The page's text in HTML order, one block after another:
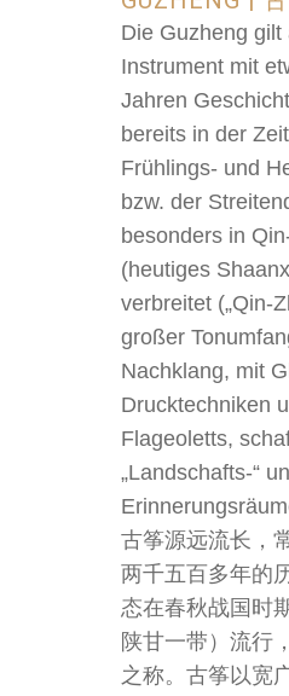
Die Guzheng
Instrument mit
Jahren
bereits in der
Frühlings- und
bzw. der
besonders in
(heutiges
verbreitet („Qin-
großer
Nachklang, mit
Drucktechniken
Flageoletts,
„Landschafts-“
古筝源远流长，
两千五百多年的
态在春秋战国时
陕甘一带）流行
之称。古筝以宽